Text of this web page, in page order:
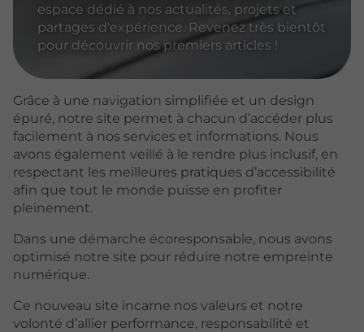
espace dédié à nos actualités, projets et
partages d'expérience. Revenez très bientôt
pour découvrir nos premiers articles !
Grâce à une navigation simplifiée et un design
épuré, notre site permet à chacun d’accéder plus
facilement à nos services et informations. Nous
avons également veillé à le rendre plus inclusif, en
respectant les meilleures pratiques d’accessibilité
afin que tout le monde puisse en profiter
pleinement.
Dans une démarche écoresponsable, nous avons
optimisé notre site pour réduire notre empreinte
numérique.
Ce nouveau site incarne nos valeurs et notre
volonté d’allier performance, responsabilité et